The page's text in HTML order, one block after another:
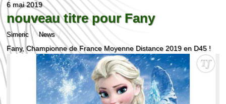
6 mai 2019
nouveau titre pour Fany
Simeric News
Fany, Championne de France Moyenne Distance 2019 en D45 !